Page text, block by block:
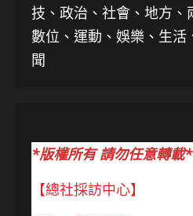
技、 政治、社會、地方、
數位、運動、娛樂、生活
聞
*版權所有 請勿任意轉載*
【總社採訪中心】